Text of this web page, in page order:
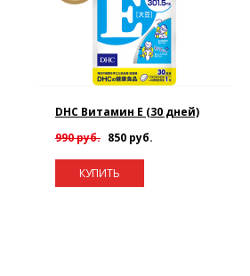
DHC Витамин E (30 дней)
990 руб. 850 руб.
КУПИТЬ